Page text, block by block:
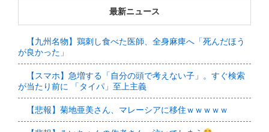
最新ニュース
【九州名物】鶏刺し食べた医師、全身麻痺へ「死んだほう
が良かった」
【スマホ】急増する「自分の頭で考えない子」。すぐ検索
が当たり前に 「タイパ」至上主義
【悲報】菊地亜美さん、マレーシアに移住ｗｗｗｗｗ